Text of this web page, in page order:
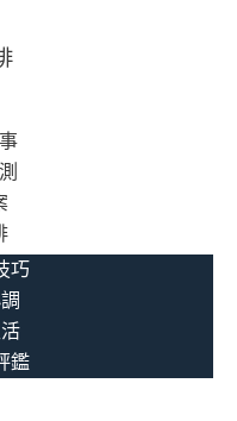
巧
鑑